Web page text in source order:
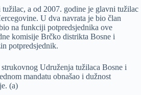
a od 2007. godine je glavni tužilac
U dva navrata je bio član
na funkciji potpredsjednika ove
komisije Brčko distrikta Bosne i
potpredsjednik.
Udruženja tužilaca Bosne i
mandatu obnašao i dužnost
(a)